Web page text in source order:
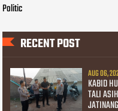
Politic
RECENT POST
AUG 06,
KABID
TALI